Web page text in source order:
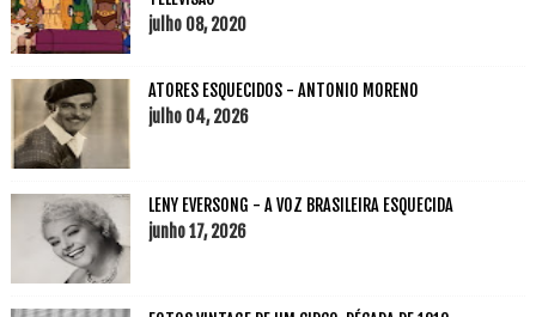
julho 08, 2020
ATORES ESQUECIDOS - ANTONIO MORENO
julho 04, 2026
LENY EVERSONG - A VOZ BRASILEIRA ESQUECIDA
junho 17, 2026